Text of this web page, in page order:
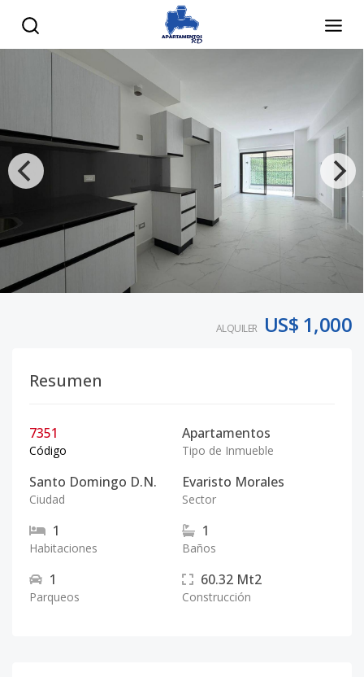
ALQUILER US$ 1,000
Resumen
7351
Código
Apartamentos
Tipo de Inmueble
Santo Domingo D.N.
Ciudad
Evaristo Morales
Sector
1
Habitaciones
1
Baños
1
Parqueos
60.32 Mt2
Construcción